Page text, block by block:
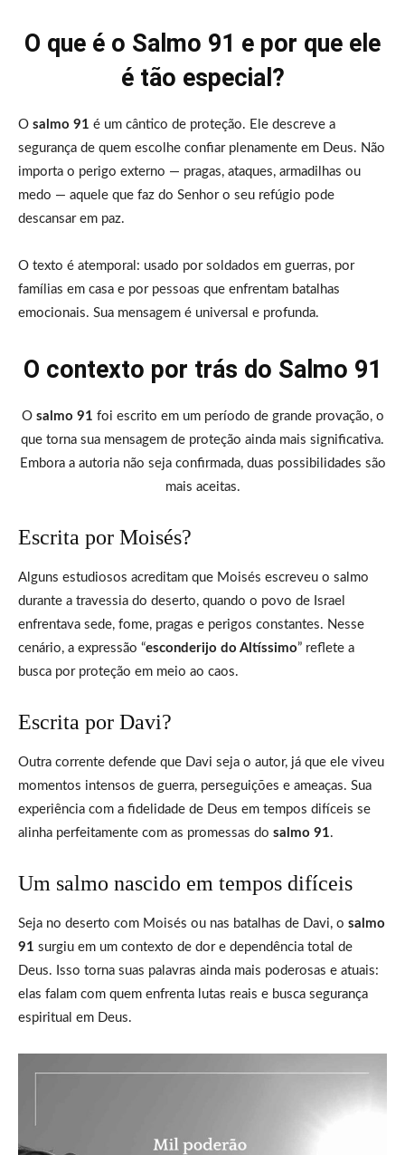
O que é o Salmo 91 e por que ele
é tão especial?
O salmo 91 é um cântico de proteção. Ele descreve a
segurança de quem escolhe confiar plenamente em Deus. Não
importa o perigo externo — pragas, ataques, armadilhas ou
medo — aquele que faz do Senhor o seu refúgio pode
descansar em paz.
O texto é atemporal: usado por soldados em guerras, por
famílias em casa e por pessoas que enfrentam batalhas
emocionais. Sua mensagem é universal e profunda.
O contexto por trás do Salmo 91
O salmo 91 foi escrito em um período de grande provação, o
que torna sua mensagem de proteção ainda mais significativa.
Embora a autoria não seja confirmada, duas possibilidades são
mais aceitas.
Escrita por Moisés?
Alguns estudiosos acreditam que Moisés escreveu o salmo
durante a travessia do deserto, quando o povo de Israel
enfrentava sede, fome, pragas e perigos constantes. Nesse
cenário, a expressão “esconderijo do Altíssimo” reflete a
busca por proteção em meio ao caos.
Escrita por Davi?
Outra corrente defende que Davi seja o autor, já que ele viveu
momentos intensos de guerra, perseguições e ameaças. Sua
experiência com a fidelidade de Deus em tempos difíceis se
alinha perfeitamente com as promessas do salmo 91.
Um salmo nascido em tempos difíceis
Seja no deserto com Moisés ou nas batalhas de Davi, o salmo
91 surgiu em um contexto de dor e dependência total de
Deus. Isso torna suas palavras ainda mais poderosas e atuais:
elas falam com quem enfrenta lutas reais e busca segurança
espiritual em Deus.